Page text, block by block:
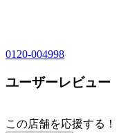
0120-004998
ユーザーレビュー
この店舗を応援する！